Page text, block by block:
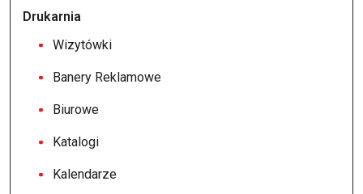
Drukarnia
Wizytówki
Banery Reklamowe
Biurowe
Katalogi
Kalendarze